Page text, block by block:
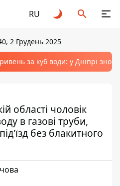
RU
2 Грудень 2025
за куб води: у Дніпрі
області чоловік
в газові труби,
без блакитного